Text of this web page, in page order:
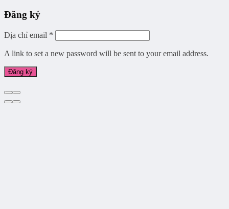
Đăng ký
Địa chỉ email *
A link to set a new password will be sent to your email address.
Đăng ký